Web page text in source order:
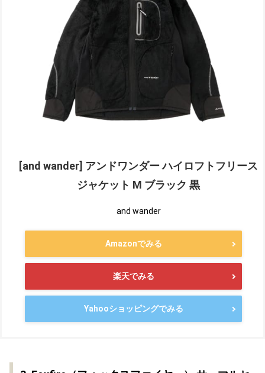
[and wander] アンドワンダー ハイロフトフリース
ジャケット M ブラック 黒
and wander
Amazonでみる
楽天でみる
Yahooショッピングでみる